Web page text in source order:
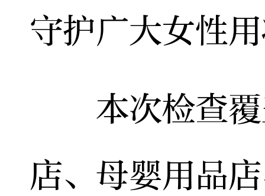
守护广大女性
本次检查覆
店、母婴用品